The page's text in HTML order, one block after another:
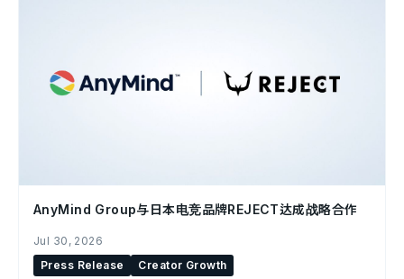
AnyMind Group与日本电竞品牌REJECT达成战略合作
Jul 30, 2026
Press Release
Creator Growth